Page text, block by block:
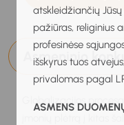
atskleidžiančių
pažiūras, religinius
profesinėse
išskyrus tuos
privalomas pagal
ASMENS
Asmeninio
Globalizacijos